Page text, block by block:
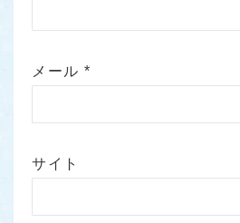
メール*
サイト